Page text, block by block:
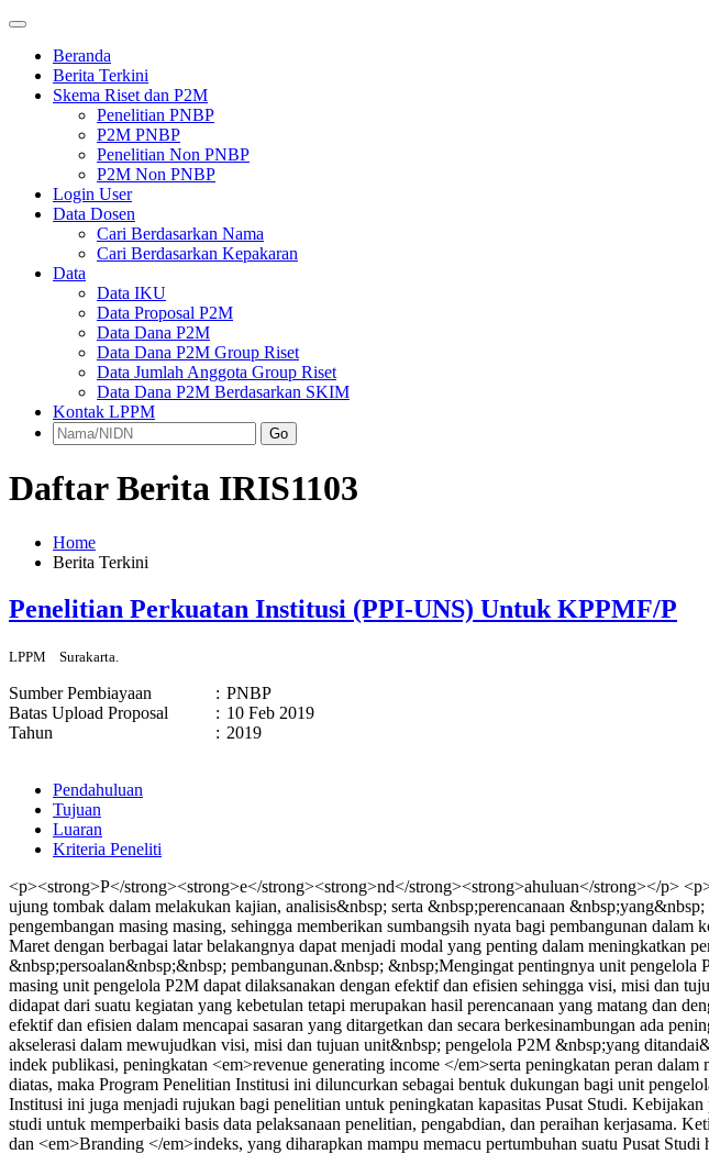
Beranda
Berita Terkini
Skema Riset dan P2M
Penelitian PNBP
P2M PNBP
Penelitian Non PNBP
P2M Non PNBP
Login User
Data Dosen
Cari Berdasarkan Nama
Cari Berdasarkan Kepakaran
Data
Data IKU
Data Proposal P2M
Data Dana P2M
Data Dana P2M Group Riset
Data Jumlah Anggota Group Riset
Data Dana P2M Berdasarkan SKIM
Kontak LPPM
Go
Daftar Berita IRIS1103
Home
Berita Terkini
Penelitian Perkuatan Institusi (PPI-UNS) Untuk KPPMF/P
LPPM Surakarta.
Sumber Pembiayaan : PNBP
Batas Upload Proposal
: 10 Feb 2019
Tahun
: 2019
Pendahuluan
Tujuan
Luaran
Kriteria Peneliti
<p><strong>P</strong><strong>e</strong><strong>nd</strong><strong>ahuluan</strong></p>
ujung tombak dalam melakukan kajian, analisis&nbsp; serta &nbsp;perencanaan
pengembangan masing masing, sehingga memberikan sumbangsih nyata bagi pembangunan
Maret dengan berbagai latar belakangnya dapat menjadi modal yang penting dalam
&nbsp;persoalan&nbsp;&nbsp; pembangunan.&nbsp; &nbsp;Mengingat pentingnya unit
masing unit pengelola P2M dapat dilaksanakan dengan efektif dan efisien sehingga visi, misi dan
didapat dari suatu kegiatan yang kebetulan tetapi merupakan hasil perencanaan yang matang dan
efektif dan efisien dalam mencapai sasaran yang ditargetkan dan secara berkesinambungan ada
akselerasi dalam mewujudkan visi, misi dan tujuan unit&nbsp; pengelola P2M &nbsp;yang
indek publikasi, peningkatan <em>revenue generating income </em>serta peningkatan peran
diatas, maka Program Penelitian Institusi ini diluncurkan sebagai bentuk dukungan bagi unit
Institusi ini juga menjadi rujukan bagi penelitian untuk peningkatan kapasitas Pusat Studi.
studi untuk memperbaiki basis data pelaksanaan penelitian, pengabdian, dan peraihan kerjasama.
dan <em>Branding </em>indeks, yang diharapkan mampu memacu pertumbuhan suatu Pusat